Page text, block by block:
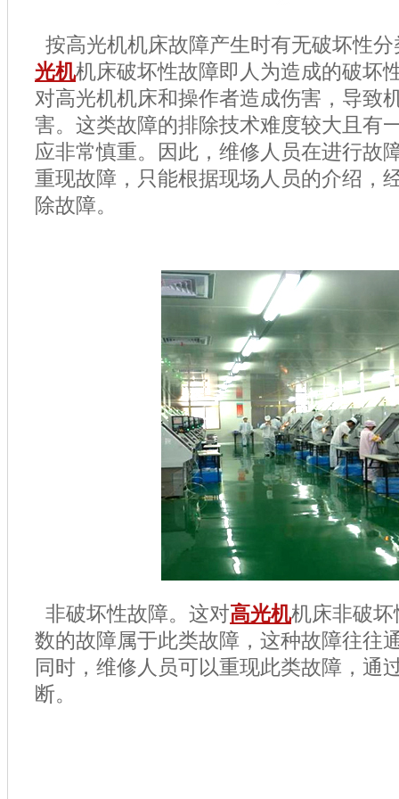
按高光机机床故障产生时有无破坏性
光机机床破坏性故障即人为造成的破坏
对高光机机床和操作者造成伤害，导致
害。这类故障的排除技术难度较大且有
应非常慎重。因此，维修人员在进行故
重现故障，只能根据现场人员的介绍，
除故障。
非破坏性故障。这对高光机机床非破
数的故障属于此类故障，这种故障往往
同时，维修人员可以重现此类故障，通
断。